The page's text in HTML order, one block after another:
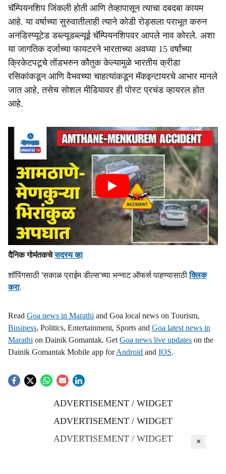
चॅम्पियनशिप जिंकली होती आणि तेव्हापासून त्याचा दबदबा कायम
आहे. या वर्षाच्या सुरुवातीलाही त्याने कोडी रोड्सला पराभूत करुन
अनडिस्प्यूटेड डब्ल्यूडब्ल्यूई चॅम्पियनशिपवर आपले नाव कोरले. अशा
या जागतिक दर्जाच्या फायटरने भारताच्या अवघ्या 15 वर्षांच्या
क्रिकेटपटूचे तोंडभरुन कौतुक केल्यामुळे भारतीय क्रीडा
रसिकांकडून आणि वैभवच्या चाहत्यांकडून मॅकइन्टायरचे आभार मानले
जात आहे, तसेच सोशल मीडियावर ही पोस्ट प्रचंड व्हायरल होत
आहे.
दैनिक गोमंतकचेसदस्य व्हा
शॉपिंगसाठी 'सकाळ प्राईम डील्स'च्या भन्नाट ऑफर्स पाहण्यासाठीक्लिक
करा.
Read Goa news in Marathi and Goa local news on Tourism,
Business, Politics, Entertainment, Sports and Goa latest news in
Marathi on Dainik Gomantak. Get Goa news live updates on the
Dainik Gomantak Mobile app forAndroid and IOS.
ADVERTISEMENT / WIDGET
ADVERTISEMENT / WIDGET
ADVERTISEMENT / WIDGET
×